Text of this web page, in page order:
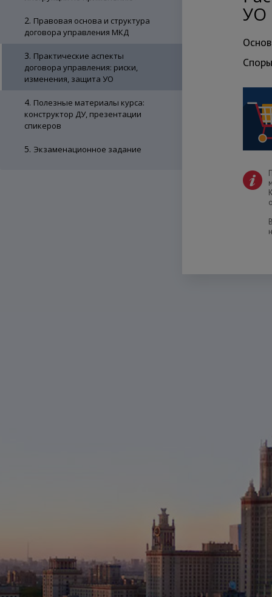
2. Правовая основа и структура
договора управления МКД
3. Практические аспекты
договора управления: риски,
изменения, защита УО
4. Полезные материалы курса:
конструктор ДУ, презентации
спикеров
5. Экзаменационное задание
УО